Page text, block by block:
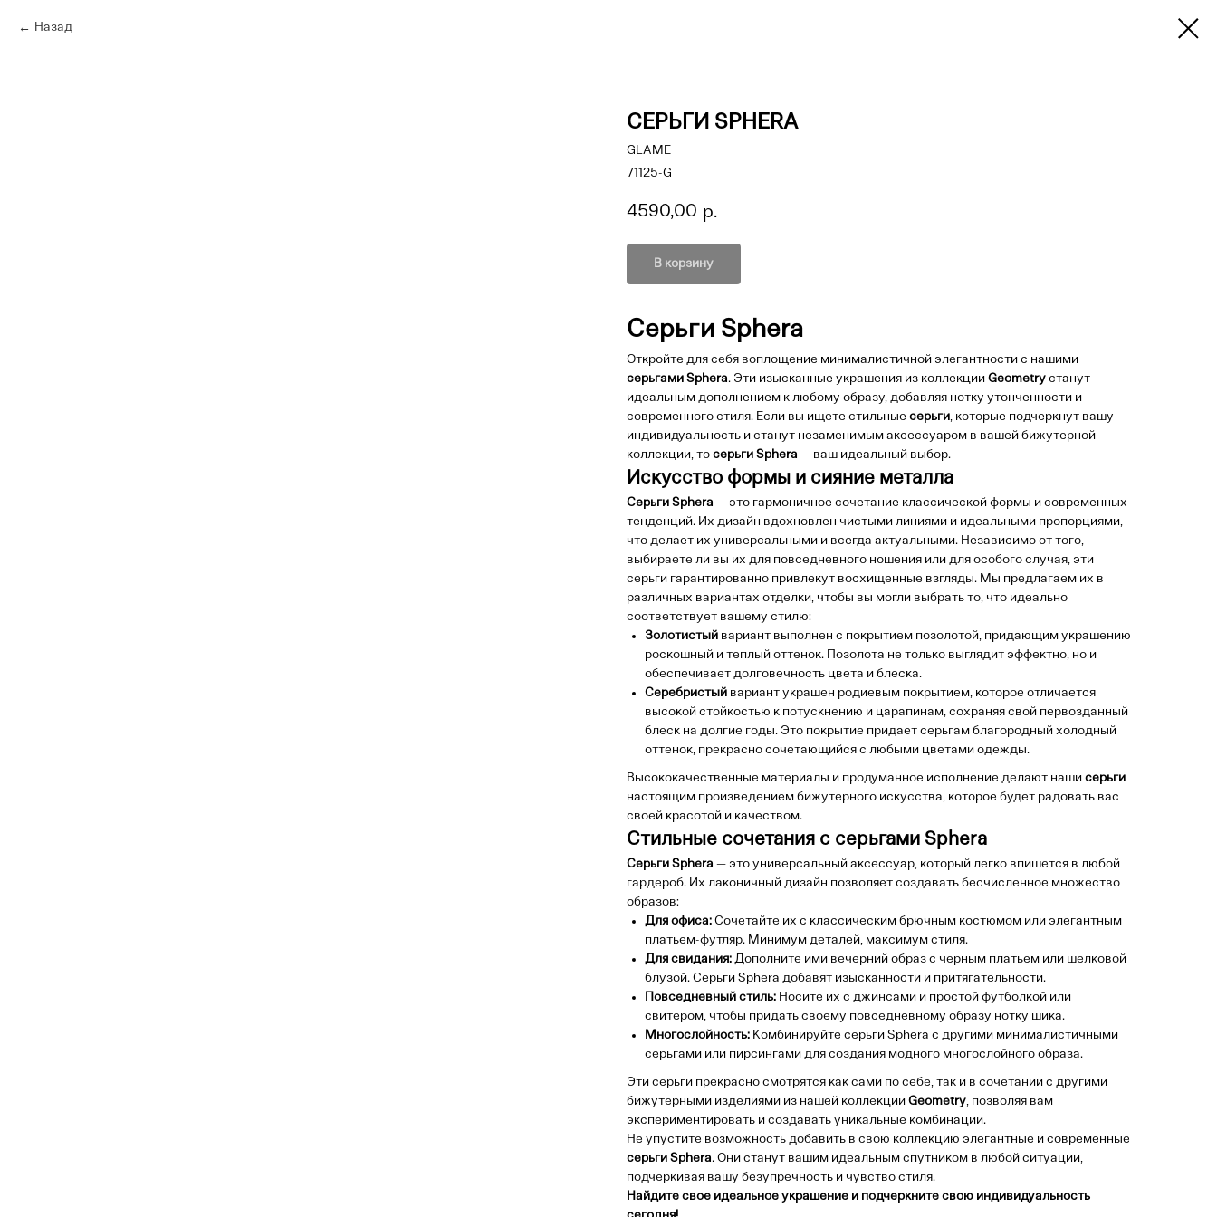
Назад
СЕРЬГИ SPHERA
GLAME
71125-G
4590,00 р.
В корзину
Серьги Sphera
Откройте для себя воплощение минималистичной элегантности с нашими
серьгами Sphera. Эти изысканные украшения из коллекции Geometry станут
идеальным дополнением к любому образу, добавляя нотку утонченности и
современного стиля. Если вы ищете стильные серьги, которые подчеркнут вашу
индивидуальность и станут незаменимым аксессуаром в вашей бижутерной
коллекции, то серьги Sphera — ваш идеальный выбор.
Искусство формы и сияние металла
Серьги Sphera — это гармоничное сочетание классической формы и современных
тенденций. Их дизайн вдохновлен чистыми линиями и идеальными пропорциями,
что делает их универсальными и всегда актуальными. Независимо от того,
выбираете ли вы их для повседневного ношения или для особого случая, эти
серьги гарантированно привлекут восхищенные взгляды. Мы предлагаем их в
различных вариантах отделки, чтобы вы могли выбрать то, что идеально
соответствует вашему стилю:
Золотистый вариант выполнен с покрытием позолотой, придающим украшению
роскошный и теплый оттенок. Позолота не только выглядит эффектно, но и
обеспечивает долговечность цвета и блеска.
Серебристый вариант украшен родиевым покрытием, которое отличается
высокой стойкостью к потускнению и царапинам, сохраняя свой первозданный
блеск на долгие годы. Это покрытие придает серьгам благородный холодный
оттенок, прекрасно сочетающийся с любыми цветами одежды.
Высококачественные материалы и продуманное исполнение делают наши серьги
настоящим произведением бижутерного искусства, которое будет радовать вас
своей красотой и качеством.
Стильные сочетания с серьгами Sphera
Серьги Sphera — это универсальный аксессуар, который легко впишется в любой
гардероб. Их лаконичный дизайн позволяет создавать бесчисленное множество
образов:
Для офиса: Сочетайте их с классическим брючным костюмом или элегантным
платьем-футляр. Минимум деталей, максимум стиля.
Для свидания: Дополните ими вечерний образ с черным платьем или шелковой
блузой. Серьги Sphera добавят изысканности и притягательности.
Повседневный стиль: Носите их с джинсами и простой футболкой или
свитером, чтобы придать своему повседневному образу нотку шика.
Многослойность: Комбинируйте серьги Sphera с другими минималистичными
серьгами или пирсингами для создания модного многослойного образа.
Эти серьги прекрасно смотрятся как сами по себе, так и в сочетании с другими
бижутерными изделиями из нашей коллекции Geometry, позволяя вам
экспериментировать и создавать уникальные комбинации.
Не упустите возможность добавить в свою коллекцию элегантные и современные
серьги Sphera. Они станут вашим идеальным спутником в любой ситуации,
подчеркивая вашу безупречность и чувство стиля.
Найдите свое идеальное украшение и подчеркните свою индивидуальность